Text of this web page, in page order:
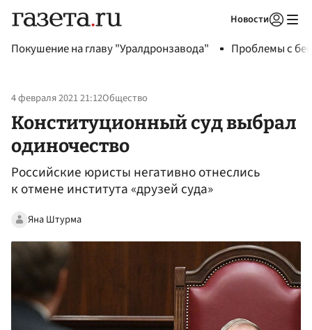
Новости
Покушение на главу "Уралдронзавода" Проблемы с
4 февраля 2021 21:12Общество
Конституционный суд выбрал
одиночество
Российские юристы негативно отнеслись
к отмене института «друзей суда»
Яна Штурма